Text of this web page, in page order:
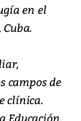
en el
campos de
clínica.
Educación,